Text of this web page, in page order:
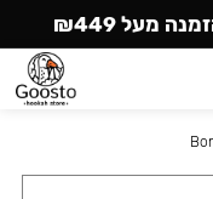
מעל ₪449